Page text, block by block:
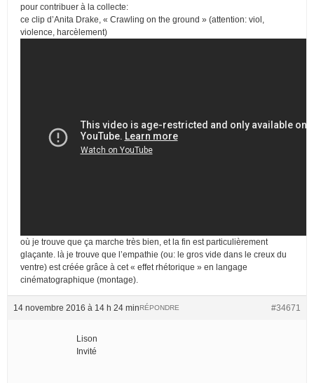
pour contribuer à la collecte:
ce clip d’Anita Drake, « Crawling on the ground » (attention: viol,
violence, harcèlement)
où je trouve que ça marche très bien, et la fin est particulièrement
glaçante. là je trouve que l’empathie (ou: le gros vide dans le creux du
ventre) est créée grâce à cet « effet rhétorique » en langage
cinématographique (montage).
14 novembre 2016 à 14 h 24 min #34671
RÉPONDRE
Lison
Invité